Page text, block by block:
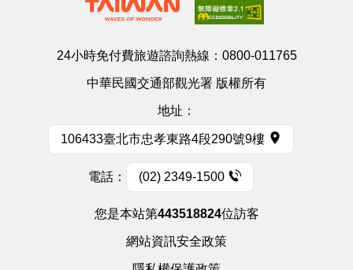
24小時免付費旅遊諮詢熱線： 0800-011765
中華民國交通部觀光署 版權所有
地址：
106433臺北市忠孝東路4段290號9樓
電話： (02) 2349-1500
您是本站第443518824位訪客
網站資訊安全政策